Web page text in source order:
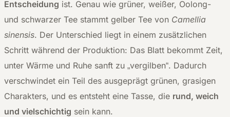
Entscheidung ist. Genau wie grüner, weißer, Oolong-
und schwarzer Tee stammt gelber Tee von Camellia
sinensis. Der Unterschied liegt in einem zusätzlichen
Schritt während der Produktion: Das Blatt bekommt Zeit,
unter Wärme und Ruhe sanft zu „vergilben“. Dadurch
verschwindet ein Teil des ausgeprägt grünen, grasigen
Charakters, und es entsteht eine Tasse, die rund, weich
und vielschichtig sein kann.